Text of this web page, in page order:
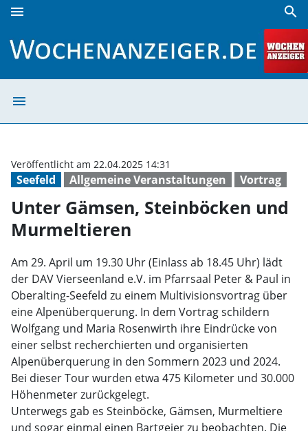
menu search
menu
Seefeld Allgemeine Veranstaltungen Vortrag
Veröffentlicht am 22.04.2025 14:31
Unter Gämsen, Steinböcken und
Murmeltieren
Am 29. April um 19.30 Uhr (Einlass ab 18.45 Uhr) lädt
der DAV Vierseenland e.V. im Pfarrsaal Peter & Paul in
Oberalting-Seefeld zu einem Multivisionsvortrag über
eine Alpenüberquerung. In dem Vortrag schildern
Wolfgang und Maria Rosenwirth ihre Eindrücke von
einer selbst recherchierten und organi­sierten
Alpenüberquerung in den Sommern 2023 und 2024.
Bei dieser Tour wurden etwa 475 Kilometer und 30.000
Höhen­meter zurückgelegt.
Unterwegs gab es Steinböcke, Gämsen, Murmeltiere
und sogar einmal einen Bartgeier zu beobachten. Die